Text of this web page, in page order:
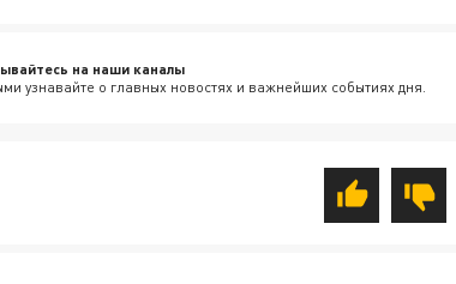
на наши каналы
узнавайте о главных новостях и важнейших событиях дня.